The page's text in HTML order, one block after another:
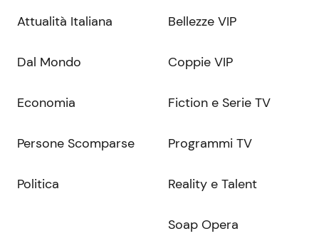
Attualità Italiana
Dal Mondo
Economia
Persone Scomparse
Politica
Bellezze VIP
Coppie VIP
Fiction e Serie TV
Programmi TV
Reality e Talent
Soap Opera